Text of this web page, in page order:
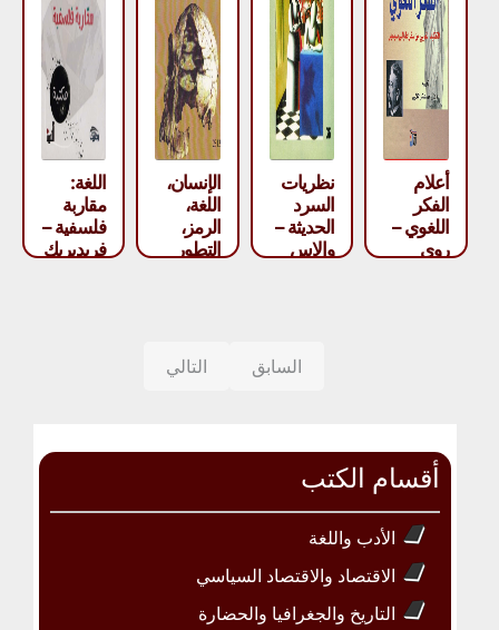
أعلام
الفكر
اللغوي –
روي
نظريات
السرد
الحديثة –
والاس
الإنسان،
اللغة،
الرمز،
التطور
دبليو
اللغة:
مقاربة
فلسفية –
فريديريك
السابق التالي
أقسام الكتب
الأدب واللغة
الاقتصاد والاقتصاد السياسي
التاريخ والجغرافيا والحضارة